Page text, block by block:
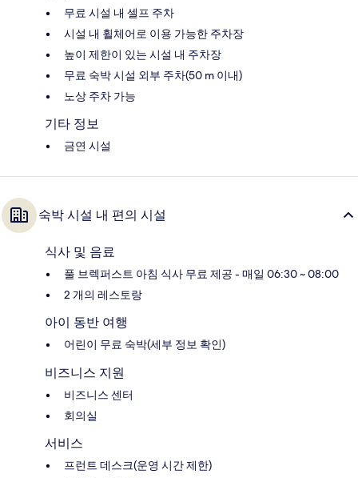
무료 시설 내 셀프 주차
시설 내 휠체어로 이용 가능한 주차장
높이 제한이 있는 시설 내 주차장
무료 숙박 시설 외부 주차(50 m 이내)
노상 주차 가능
기타 정보
금연 시설
숙박 시설 내 편의 시설
식사 및 음료
풀 브렉퍼스트 아침 식사 무료 제공 - 매일 06:30 ~ 08:00
2 개의 레스토랑
아이 동반 여행
어린이 무료 숙박(세부 정보 확인)
비즈니스 지원
비즈니스 센터
회의실
서비스
프런트 데스크(운영 시간 제한)